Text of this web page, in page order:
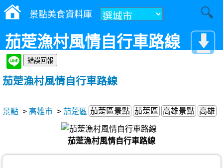
景點美食資料庫
茄萣漁村風情自行車路線
茄萣漁村風情自行車路線
景點 > 高雄市 > 茄萣區 茄萣區景點 茄萣區 高雄景點 高雄
茄萣漁村風情自行車路線